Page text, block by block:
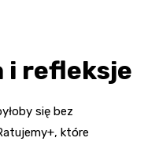
i refleksje
się bez
które